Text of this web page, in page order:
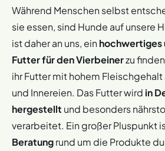
Während Menschen selbst
sie essen, sind Hunde auf unsere
ist daher an uns, einhochwertiges
Futter für den Vierbeinerzu
ihr Futter mit hohem
und Innereien. Das Futter wird in
hergestellt und besonders
verarbeitet. Ein großer Pluspunkt
Beratungrund um die Produkte